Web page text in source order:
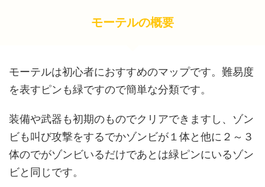
モーテルの概要
モーテルは初心者におすすめのマップです。難易度
を表すピンも緑ですので簡単な分類です。
装備や武器も初期のものでクリアできますし、ゾン
ビも叫び攻撃をするでかゾンビが１体と他に２～３
体のでがゾンビいるだけであとは緑ピンにいるゾン
ビと同じです。